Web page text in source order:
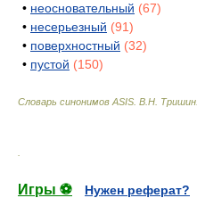
• неосновательный (67)
• несерьезный (91)
• поверхностный (32)
• пустой (150)
Словарь синонимов ASIS. В.Н. Тришин
Игры ⚽
Нужен реферат?